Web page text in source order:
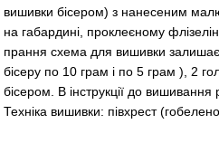
вишивки бісером) з нанесеним
на габардині, проклеєному
прання схема для вишивки
бісеру по 10 грам і по 5 грам ), 2
бісером. В інструкції до
Техніка вишивки: півхрест